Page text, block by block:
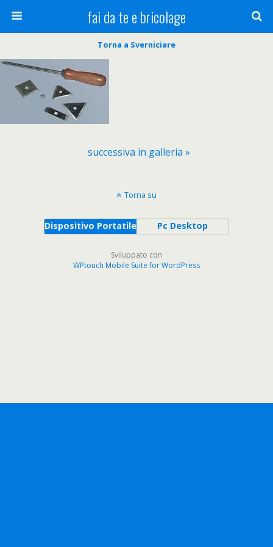
fai da te e bricolage
Torna a Sverniciare
successiva in galleria »
Torna su
Dispositivo Portatile Pc Desktop
Sviluppato con
WPtouch Mobile Suite for WordPress